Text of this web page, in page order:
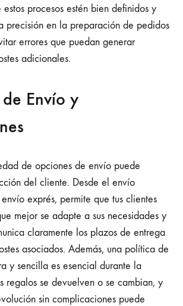
procesos estén bien definidos y
precisión en la preparación de pedidos
errores que puedan generar
adicionales.
Envío y
de opciones de envío puede
del cliente. Desde el envío
exprés, permite que tus clientes
mejor se adapte a sus necesidades y
claramente los plazos de entrega
asociados. Además, una política de
y sencilla es esencial durante la
regalos se devuelven o se cambian, y
sin complicaciones puede